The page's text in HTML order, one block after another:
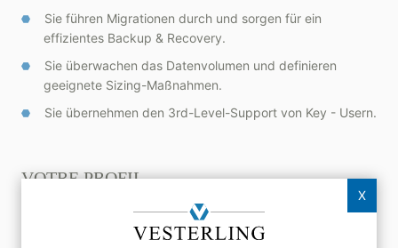
X
Sie führen Migrationen durch und sorgen für ein
effizientes Backup & Recovery.
Sie überwachen das Datenvolumen und definieren
geeignete Sizing-Maßnahmen.
Sie übernehmen den 3rd-Level-Support von Key - Usern.
VOTRE PROFIL
Mindestens 5 Jahre Berufserfahrung, davon mindestens
3 Jahre Erfahrung als IT Administrator im Bereich